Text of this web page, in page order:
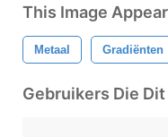
This Image
Metaal Gradiënten
Gebruikers Die